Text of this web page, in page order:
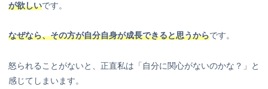
が欲しいです。
なぜなら、その方が自分自身が成長できると思うからです。
怒られることがないと、正直私は「自分に関心がないのかな？」と
感じてしまいます。